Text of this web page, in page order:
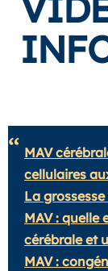
MAV
cellulaires
La
MAV : quelle
cérébrale et
MAV :